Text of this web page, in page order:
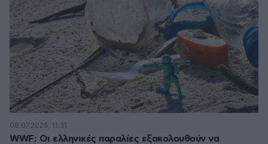
WWF: Οι ελληνικές παραλίες εξακολουθούν να
08.07.2026, 11:31